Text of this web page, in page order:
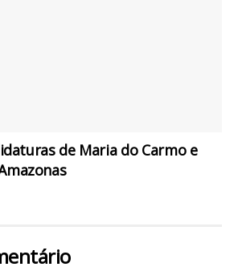
de Maria do Carmo e